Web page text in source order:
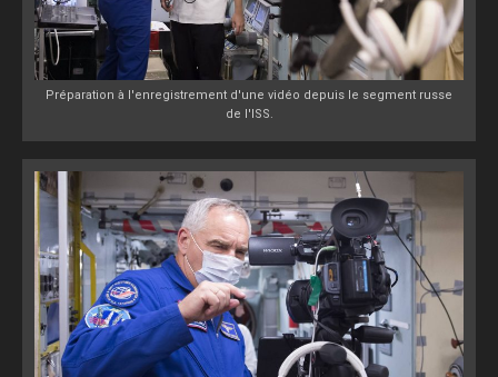
Préparation à l'enregistrement d'une vidéo depuis le segment russe
de l'ISS.